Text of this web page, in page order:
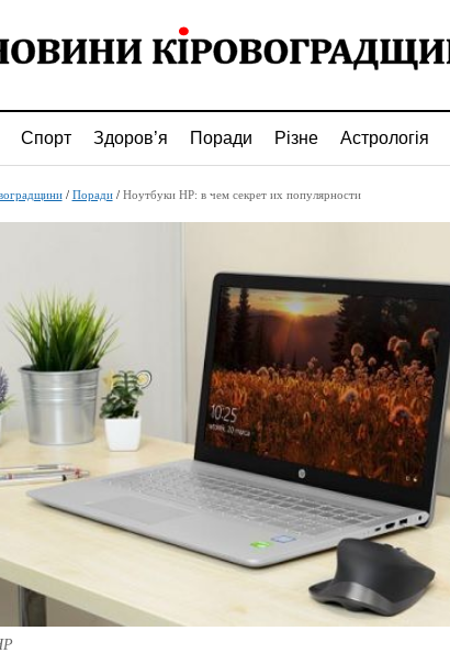
Спорт Здоров’я Поради Різне Астрологія
/ Поради/ Ноутбуки HP: в чем секрет их популярности